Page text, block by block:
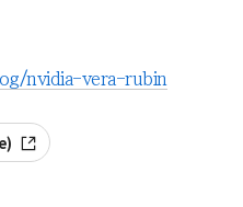
nvidia-vera-rubin